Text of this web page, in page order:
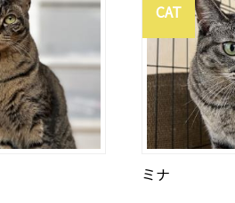
CAT
ミナ